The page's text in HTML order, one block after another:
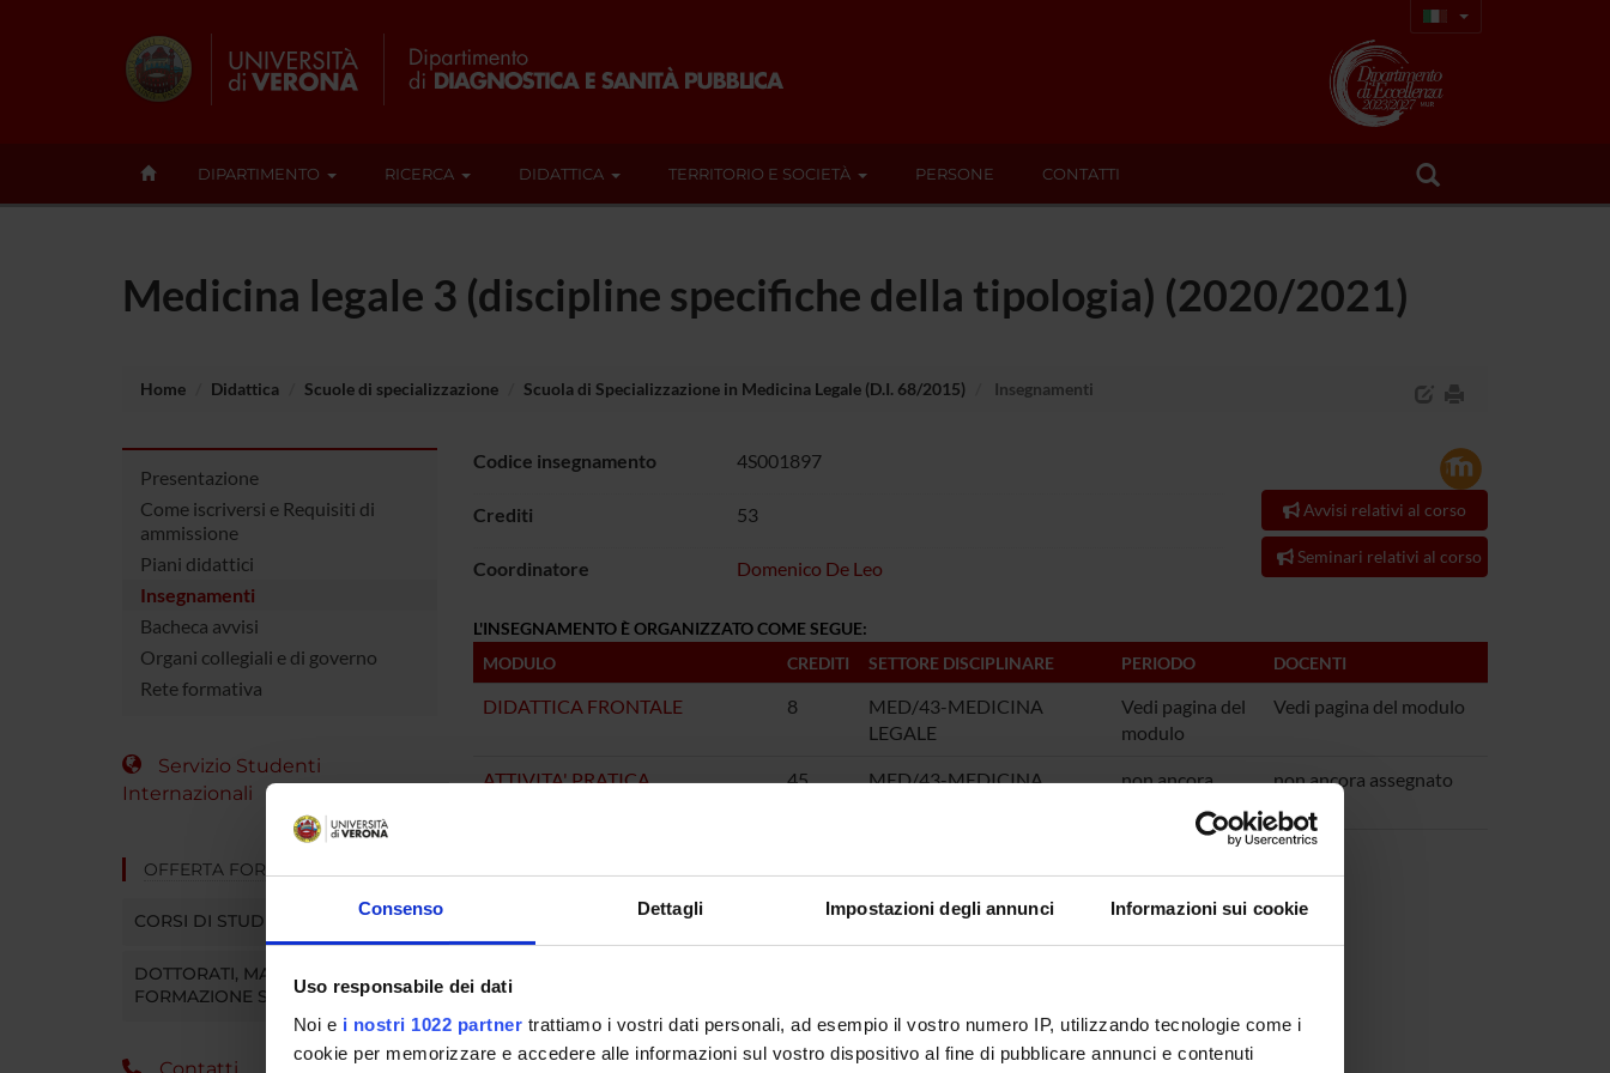
Consenso Dettagli Impostazioni degli annunci Informazioni sui cookie
Uso responsabile dei dati
Noi e i nostri 1022 partner trattiamo i vostri dati personali, ad esempio il vostro numero IP, utilizzando tecnologie come i
cookie per memorizzare e accedere alle informazioni sul vostro dispositivo al fine di pubblicare annunci e contenuti
DIPARTIMENTO RICERCA DIDATTICA TERRITORIO E SOCIETÀ PERSONE CONTATTI
Medicina legale 3 (discipline specifiche della tipologia) (2020/2021)
Home Didattica Scuole di specializzazione Scuola di Specializzazione in Medicina Legale (D.I. 68/2015) Insegnamenti
Presentazione
Come iscriversi e Requisiti di
ammissione
Piani didattici
Insegnamenti
Bacheca avvisi
Organi collegiali e di governo
Rete formativa
Servizio Studenti
Internazionali
OFFERTA FORMATIVA
CORSI DI STUDIO
DOTTORATI, MASTER E
FORMAZIONE SUPERIORE
Codice insegnamento 4S001897
Crediti 53
Coordinatore Domenico De Leo
Avvisi relativi al corso
Seminari relativi al corso
L'INSEGNAMENTO È ORGANIZZATO COME SEGUE:
MODULO
CREDITI SETTORE DISCIPLINARE PERIODO DOCENTI
DIDATTICA FRONTALE 8
MED/43-MEDICINA
LEGALE
Vedi pagina del
modulo
Vedi pagina del modulo
ATTIVITA' PRATICA 45
MED/43-MEDICINA
non ancora
assegnato
non ancora assegnato